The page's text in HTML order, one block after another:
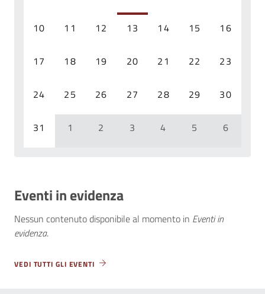
10 11 12 13 14 15 16
17 18 19 20 21 22 23
24 25 26 27 28 29 30
31 1 2 3 4 5 6
Eventi in evidenza
Nessun contenuto disponibile al momento in Eventi in
evidenza.
VEDI TUTTI GLI EVENTI